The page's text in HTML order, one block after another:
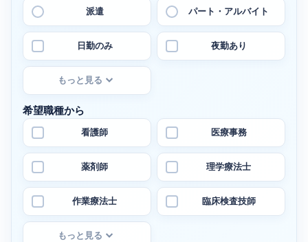
派遣 パート・アルバイト
日勤のみ 夜勤あり
もっと見る
希望職種から
看護師 医療事務
薬剤師 理学療法士
作業療法士 臨床検査技師
もっと見る